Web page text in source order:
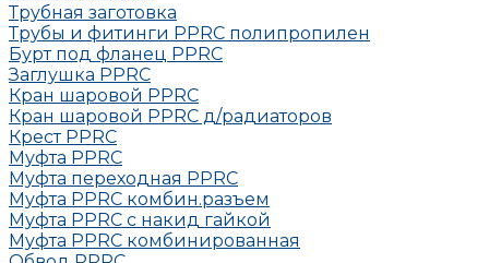
Трубная заготовка
Трубы и фитинги PPRC полипропилен
Бурт под фланец РРRC
Заглушка РРRC
Кран шаровой PPRC
Кран шаровой PPRC д/радиаторов
Крест PPRC
Муфта PPRC
Муфта переходная PPRC
Муфта РРRC комбин.разъем
Муфта PPRC с накид гайкой
Муфта РРRC комбинированная